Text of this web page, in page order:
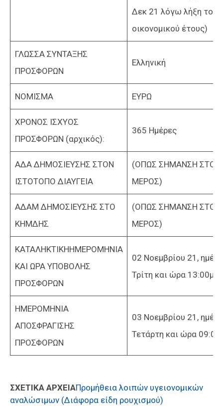
Δεκ 21 λόγω λήξη του
οικονομικού έτους)
ΓΛΩΣΣΑ ΣΥΝΤΑΞΗΣ
ΠΡΟΣΦΟΡΩΝ
Ελληνική
ΝΟΜΙΣΜΑ ΕΥΡΩ
ΧΡΟΝΟΣ ΙΣΧΥΟΣ
ΠΡΟΣΦΟΡΩΝ (αρχικός):
365 Ημέρες
ΑΔΑ ΔΗΜΟΣΙΕΥΣΗΣ ΣΤΟΝ
ΙΣΤΟΤΟΠΟ ΔΙΑΥΓΕΙΑ
(ΟΠΩΣ ΣΗΜΑΝΣΗ ΣΤΟ
ΜΕΡΟΣ)
ΑΔΑΜ ΔΗΜΟΣΙΕΥΣΗΣ ΣΤΟ
ΚΗΜΔΗΣ
(ΟΠΩΣ ΣΗΜΑΝΣΗ ΣΤΟ
ΜΕΡΟΣ)
ΚΑΤΑΛΗΚΤΙΚΗΗΜΕΡΟΜΗΝΙΑ
ΚΑΙ ΩΡΑ ΥΠΟΒΟΛΗΣ
ΠΡΟΣΦΟΡΩΝ
02 Νοεμβρίου 21, ημέρα
Τρίτη και ώρα 13:00μμ
ΗΜΕΡΟΜΗΝΙΑ
ΑΠΟΣΦΡΑΓΙΣΗΣ
ΠΡΟΣΦΟΡΩΝ
03 Νοεμβρίου 21, ημέρα
Τετάρτη και ώρα
ΣΧΕΤΙΚΑ ΑΡΧΕΙΑΠρομήθεια λοιπών υγειονομικών
αναλώσιμων (Διάφορα είδη ρουχισμού)